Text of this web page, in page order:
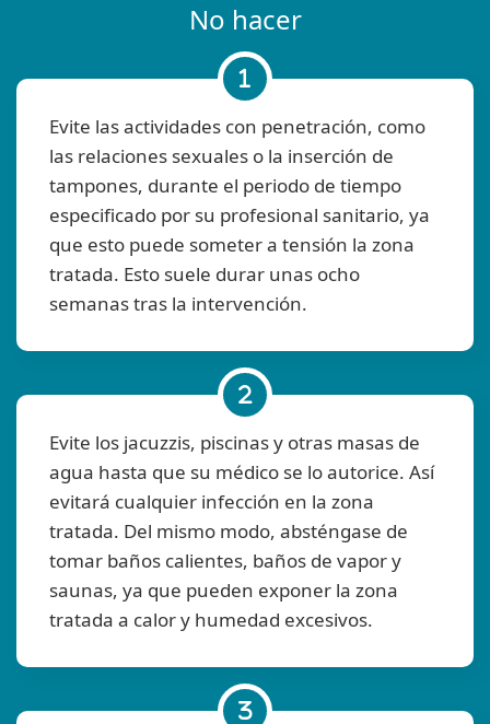
No hacer
Evite las actividades con penetración, como
las relaciones sexuales o la inserción de
tampones, durante el periodo de tiempo
especificado por su profesional sanitario, ya
que esto puede someter a tensión la zona
tratada. Esto suele durar unas ocho
semanas tras la intervención.
Evite los jacuzzis, piscinas y otras masas de
agua hasta que su médico se lo autorice. Así
evitará cualquier infección en la zona
tratada. Del mismo modo, absténgase de
tomar baños calientes, baños de vapor y
saunas, ya que pueden exponer la zona
tratada a calor y humedad excesivos.